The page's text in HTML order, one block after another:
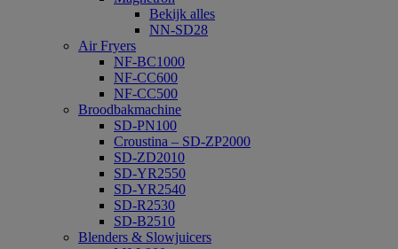
Bekijk alles
NN-SD28
Air Fryers
NF-BC1000
NF-CC600
NF-CC500
Broodbakmachine
SD-PN100
Croustina – SD-ZP2000
SD-ZD2010
SD-YR2550
SD-YR2540
SD-R2530
SD-B2510
Blenders & Slowjuicers